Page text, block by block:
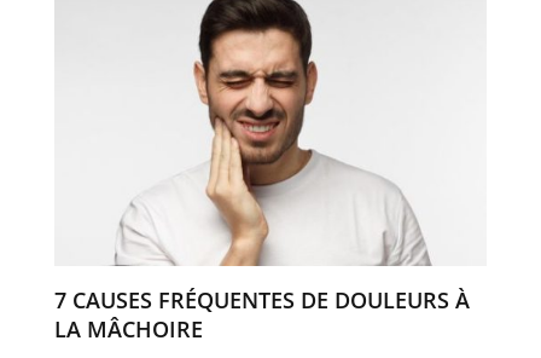
7 CAUSES FRÉQUENTES DE DOULEURS À
LA MÂCHOIRE